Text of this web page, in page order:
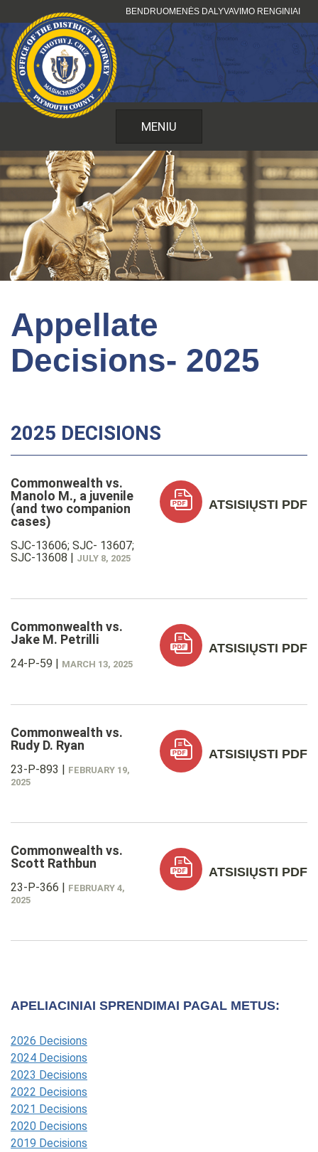
prie
turinio
BENDRUOMENĖS DALYVAVIMO RENGINIAI
MENIU
Appellate
Decisions- 2025
2025 DECISIONS
Commonwealth vs.
Manolo M., a juvenile
(and two companion
cases)
SJC-13606; SJC- 13607;
SJC-13608 | JULY 8, 2025
ATSISIŲSTI PDF
Commonwealth vs.
Jake M. Petrilli
24-P-59 | MARCH 13, 2025
ATSISIŲSTI PDF
Commonwealth vs.
Rudy D. Ryan
23-P-893 | FEBRUARY 19,
2025
ATSISIŲSTI PDF
Commonwealth vs.
Scott Rathbun
23-P-366 | FEBRUARY 4,
2025
ATSISIŲSTI PDF
APELIACINIAI SPRENDIMAI PAGAL METUS:
2026 Decisions
2024 Decisions
2023 Decisions
2022 Decisions
2021 Decisions
2020 Decisions
2019 Decisions